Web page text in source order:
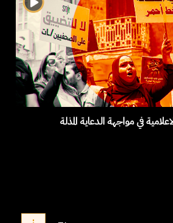
في مواجهة الدعاية المذلة